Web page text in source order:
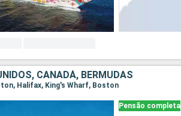
CANADÁ, BERMUDAS
Halifax, King's Wharf, Boston
Pensão completa